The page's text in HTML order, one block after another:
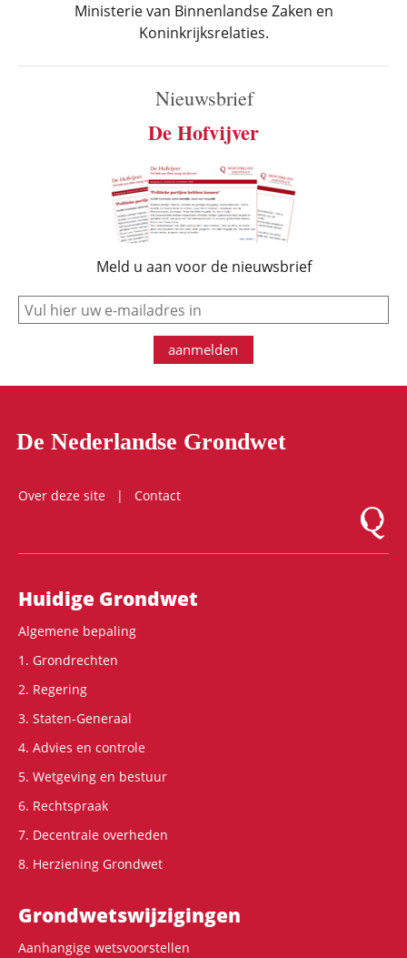
Ministerie van Binnenlandse Zaken en
Koninkrijksrelaties.
Nieuwsbrief
De Hofvijver
Meld u aan voor de nieuwsbrief
e-mail
aanmelden
De Nederlandse Grondwet
Over deze site
Contact
Logo
Hoofdnavigatie
Huidige Grondwet
Algemene bepaling
1. Grondrechten
2. Regering
3. Staten-Generaal
4. Advies en controle
5. Wetgeving en bestuur
6. Rechtspraak
7. Decentrale overheden
8. Herziening Grondwet
Grondwets­wijzigingen
Aanhangige wetsvoorstellen